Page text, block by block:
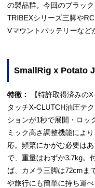
の製品群。今回のブラッ
TRIBEXシリーズ三脚や
Vマウントバッテリーなど
SmallRig x Potato
特徴：
【特許取得済みの
タッチX-CLUTCH油圧テ
ションが1秒で展開・ロッ
ミック高さ調整機能によ
応。頻繁にかがむ必要は
で、重量はわずか3.7kg。
ば、カメラ三脚は72cmま
や旅行にも簡単に持ち運